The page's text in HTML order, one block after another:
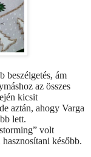
beszélgetés, ám
az összes
kicsit
aztán, ahogy Varga
lett.
volt
később.